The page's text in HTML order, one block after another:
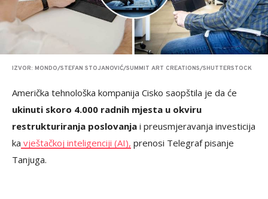
IZVOR: MONDO/STEFAN STOJANOVIĆ/SUMMIT ART CREATIONS/SHUTTERSTOCK
Američka tehnološka kompanija Cisko saopštila je da će
ukinuti skoro 4.000 radnih mjesta u okviru
restrukturiranja poslovanja i preusmjeravanja investicija
ka vještačkoj inteligenciji (AI), prenosi Telegraf pisanje
Tanjuga.